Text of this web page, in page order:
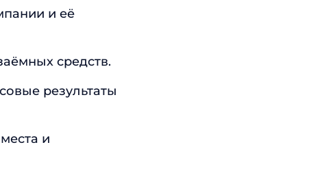
и её
средств.
результаты
и